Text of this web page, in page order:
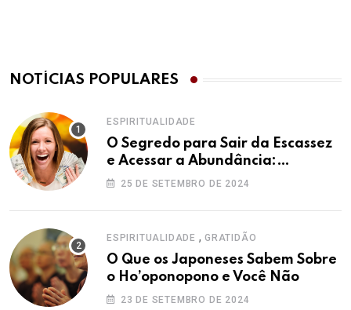
NOTÍCIAS POPULARES
ESPIRITUALIDADE
O Segredo para Sair da Escassez
e Acessar a Abundância:
Ho’oponopono pela Prosperidade
25 DE SETEMBRO DE 2024
ESPIRITUALIDADE , GRATIDÃO
O Que os Japoneses Sabem Sobre
o Ho’oponopono e Você Não
23 DE SETEMBRO DE 2024